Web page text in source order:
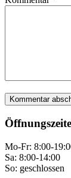
Mo-Fr: 8:00-
Sa: 8:00-14:00
So: geschlossen